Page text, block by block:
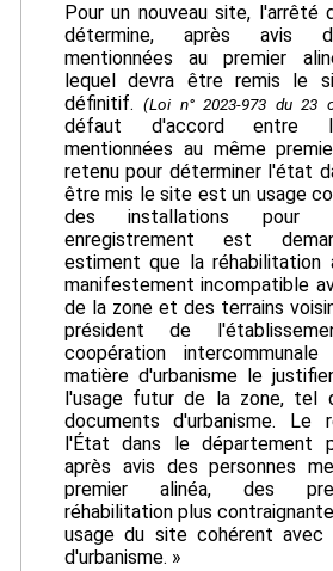
Pour un nouveau site, l'arrêté
détermine, après avis
mentionnées au premier
lequel devra être remis le
définitif.(Loi n° 2023-973 du 23
défaut d'accord entre
mentionnées au même
retenu pour déterminer l'état
être mis le site est un usage
des installations pour
enregistrement est
estiment que la réhabilitation
manifestement incompatible
de la zone et des terrains
président de
coopération
matière d'urbanisme le
l'usage futur de la zone, tel
documents d'urbanisme. Le
l'État dans le département
après avis des personnes
premier alinéa, des
réhabilitation plus
usage du site cohérent avec
d'urbanisme. »